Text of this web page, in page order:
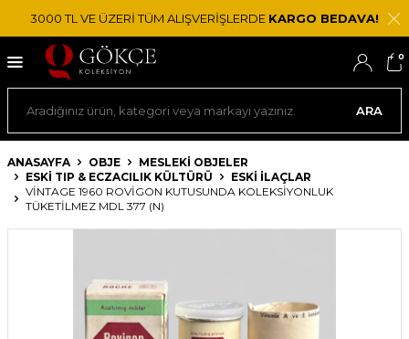
3000 TL VE ÜZERİ TÜM ALIŞVERİŞLERDE KARGO BEDAVA!
ARA
0
ANASAYFA OBJE
MESLEKI OBJELER
ESKI TIP & ECZACILIK KÜLTÜRÜ
ESKI İLAÇLAR
VINTAGE 1960 ROVIGON KUTUSUNDA KOLEKSIYONLUK
TÜKETILMEZ MDL 377 (N)